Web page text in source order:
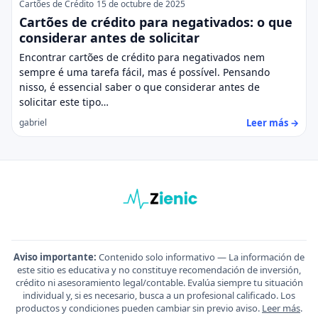
Cartões de Crédito 15 de octubre de 2025
Cartões de crédito para negativados: o que
considerar antes de solicitar
Encontrar cartões de crédito para negativados nem
sempre é uma tarefa fácil, mas é possível. Pensando
nisso, é essencial saber o que considerar antes de
solicitar este tipo…
gabriel Leer más →
Aviso importante: Contenido solo informativo — La información de
este sitio es educativa y no constituye recomendación de inversión,
crédito ni asesoramiento legal/contable. Evalúa siempre tu situación
individual y, si es necesario, busca a un profesional calificado. Los
productos y condiciones pueden cambiar sin previo aviso. Leer más.